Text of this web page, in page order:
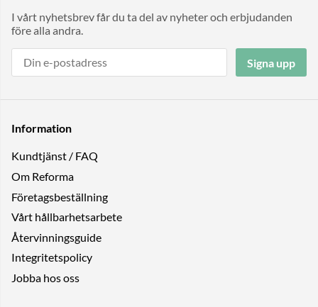
I vårt nyhetsbrev får du ta del av nyheter och erbjudanden
före alla andra.
Signa upp
Information
Kundtjänst / FAQ
Om Reforma
Företagsbeställning
Vårt hållbarhetsarbete
Återvinningsguide
Integritetspolicy
Jobba hos oss